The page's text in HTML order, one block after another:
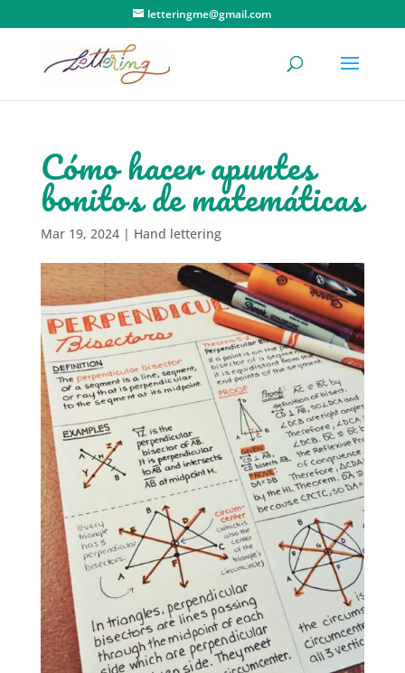
letteringme@gmail.com
Cómo hacer apuntes
bonitos de matemáticas
Mar 19, 2024| Hand lettering